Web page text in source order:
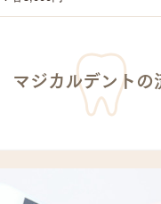
マジカルデントの